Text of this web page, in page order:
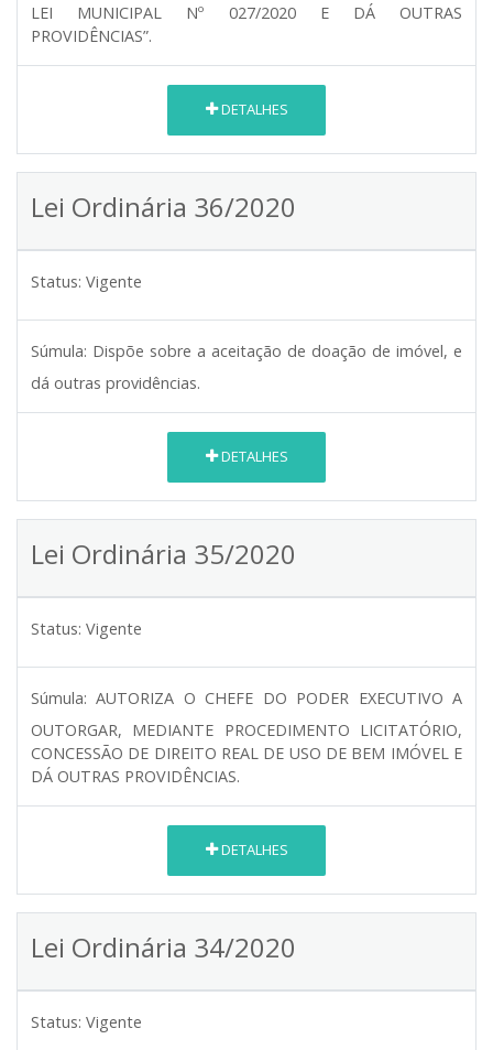
LEI MUNICIPAL Nº 027/2020 E DÁ OUTRAS
PROVIDÊNCIAS”.
DETALHES
Lei Ordinária 36/2020
Status: Vigente
Súmula: Dispõe sobre a aceitação de doação de imóvel, e
dá outras providências.
DETALHES
Lei Ordinária 35/2020
Status: Vigente
Súmula: AUTORIZA O CHEFE DO PODER EXECUTIVO A
OUTORGAR, MEDIANTE PROCEDIMENTO LICITATÓRIO,
CONCESSÃO DE DIREITO REAL DE USO DE BEM IMÓVEL E
DÁ OUTRAS PROVIDÊNCIAS.
DETALHES
Lei Ordinária 34/2020
Status: Vigente